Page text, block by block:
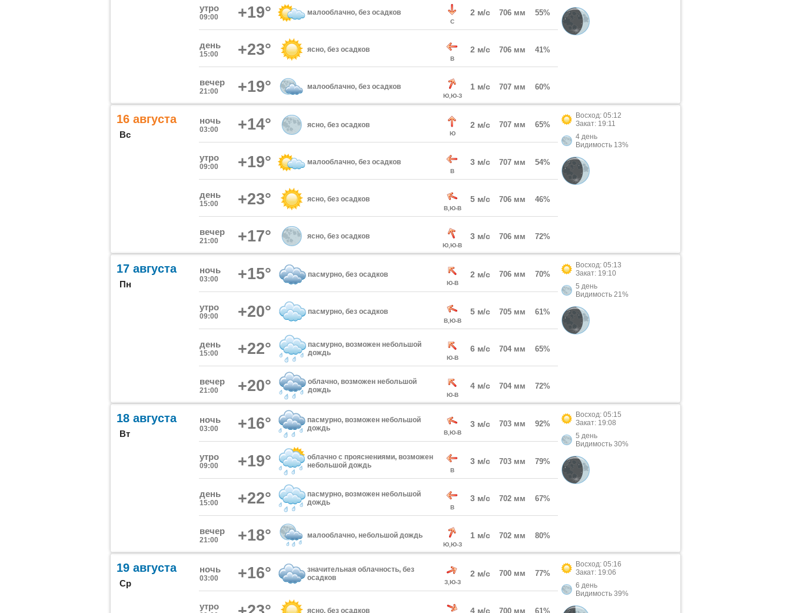
утро
09:00 +19° малооблачно, без осадков
С
2 м/с 706 мм 55%
день
15:00 +23° ясно, без осадков
В
2 м/с 706 мм 41%
вечер
21:00 +19° малооблачно, без осадков
Ю,Ю-З
1 м/с 707 мм 60%
16 августа
Вс
ночь
03:00 +14° ясно, без осадков
Ю
2 м/с 707 мм 65%
утро
09:00 +19° малооблачно, без осадков
В
3 м/с 707 мм 54%
день
15:00 +23° ясно, без осадков
В,Ю-В
5 м/с 706 мм 46%
вечер
21:00 +17° ясно, без осадков
Ю,Ю-В
3 м/с 706 мм 72%
Восход: 05:12
Закат: 19:11
4 день
Видимость 13%
17 августа
Пн
ночь
03:00 +15° пасмурно, без осадков
Ю-В
2 м/с 706 мм 70%
утро
09:00 +20° пасмурно, без осадков
В,Ю-В
5 м/с 705 мм 61%
день
15:00 +22°
пасмурно, возможен небольшой
дождь
Ю-В
6 м/с 704 мм 65%
вечер
21:00 +20°
облачно, возможен небольшой
дождь
Ю-В
4 м/с 704 мм 72%
Восход: 05:13
Закат: 19:10
5 день
Видимость 21%
18 августа
Вт
ночь
03:00 +16°
пасмурно, возможен небольшой
дождь
В,Ю-В
3 м/с 703 мм 92%
утро
09:00 +19°
облачно с прояснениями, возможен
небольшой дождь
В
3 м/с 703 мм 79%
день
15:00 +22°
пасмурно, возможен небольшой
дождь
В
3 м/с 702 мм 67%
вечер
21:00 +18° малооблачно, небольшой дождь
Ю,Ю-З
1 м/с 702 мм 80%
Восход: 05:15
Закат: 19:08
5 день
Видимость 30%
19 августа
Ср
ночь
03:00 +16°
значительная облачность, без
осадков
З,Ю-З
2 м/с 700 мм 77%
утро ясно, без осадков 4 м/с 700 мм 61%
Восход: 05:16
Закат: 19:06
6 день
Видимость 39%